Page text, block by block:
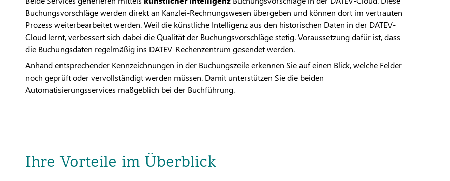
Buchungsvorschläge werden direkt an Kanzlei-Rechnungswesen übergeben und können dort im vertrauten
Prozess weiterbearbeitet werden. Weil die künstliche Intelligenz aus den historischen Daten in der DATEV-
Cloud lernt, verbessert sich dabei die Qualität der Buchungsvorschläge stetig. Voraussetzung dafür ist, dass
die Buchungsdaten regelmäßig ins DATEV-Rechenzentrum gesendet werden.
Anhand entsprechender Kennzeichnungen in der Buchungszeile erkennen Sie auf einen Blick, welche Felder
noch geprüft oder vervollständigt werden müssen. Damit unterstützen Sie die beiden
Automatisierungsservices maßgeblich bei der Buchführung.
Ihre Vorteile im Überblick